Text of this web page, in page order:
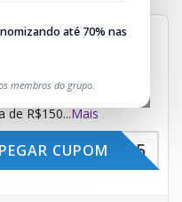
até 70% nas
membros do grupo.
OFF
de Desconto em
de R$150...Mais
IMEIRA15
PEGAR CUPOM